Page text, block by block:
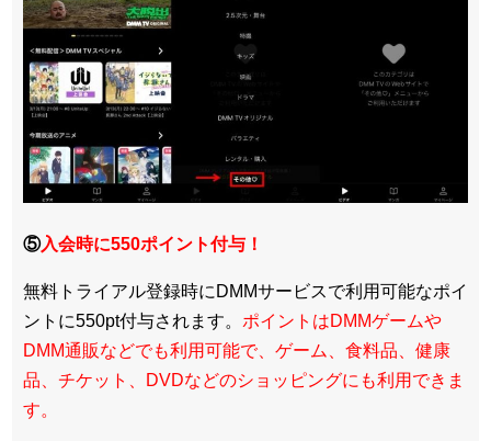
⑤入会時に550ポイント付与！
無料トライアル登録時にDMMサービスで利用可能なポイ
ントに550pt付与されます。 ポイントはDMMゲームや
DMM通販などでも利用可能で、ゲーム、食料品、健康
品、チケット、DVDなどのショッピングにも利用できま
す。